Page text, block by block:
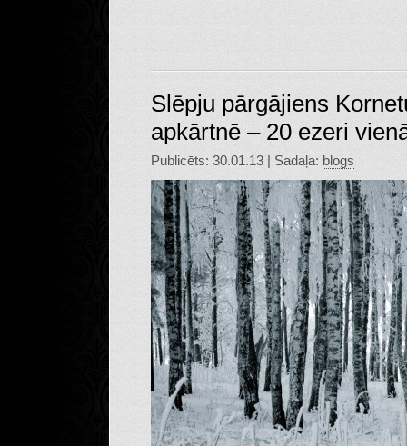
Slēpju pārgājiens
apkārtnē – 20 ezeri
Publicēts: 30.01.13 | Sadaļa: blogs